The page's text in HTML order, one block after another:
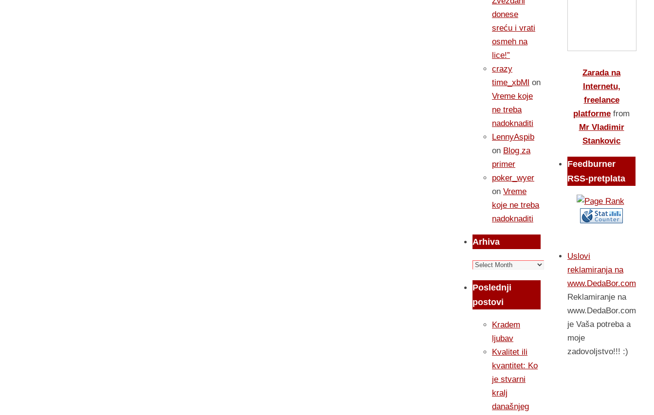
donese
sreću i vrati
osmeh na
lice!”
crazy
time_xbMl on
Vreme koje
ne treba
nadoknaditi
LennyAspib
on Blog za
primer
poker_wyer
on Vreme
koje ne treba
nadoknaditi
Arhiva
Arhiva
Poslednji
postovi
Kradem
ljubav
Kvalitet ili
kvantitet: Ko
je stvarni
kralj
današnjeg
Zarada na
Internetu,
freelance
platforme from
Mr Vladimir
Stankovic
Feedburner
RSS-pretplata
Uslovi
reklamiranja na
www.DedaBor.com
Reklamiranje na
www.DedaBor.com
je Vaša potreba a
moje
zadovoljstvo!!! :)